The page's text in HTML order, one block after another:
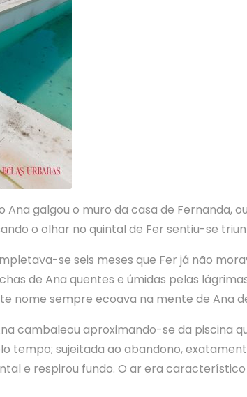
Ana galgou o muro da casa de Fernanda,
o olhar no quintal de Fer sentiu-se
se seis meses que Fer já não
de Ana quentes e úmidas pelas
nome sempre ecoava na mente de Ana
cambaleou aproximando-se da piscina
tempo; sujeitada ao abandono,
e respirou fundo. O ar era